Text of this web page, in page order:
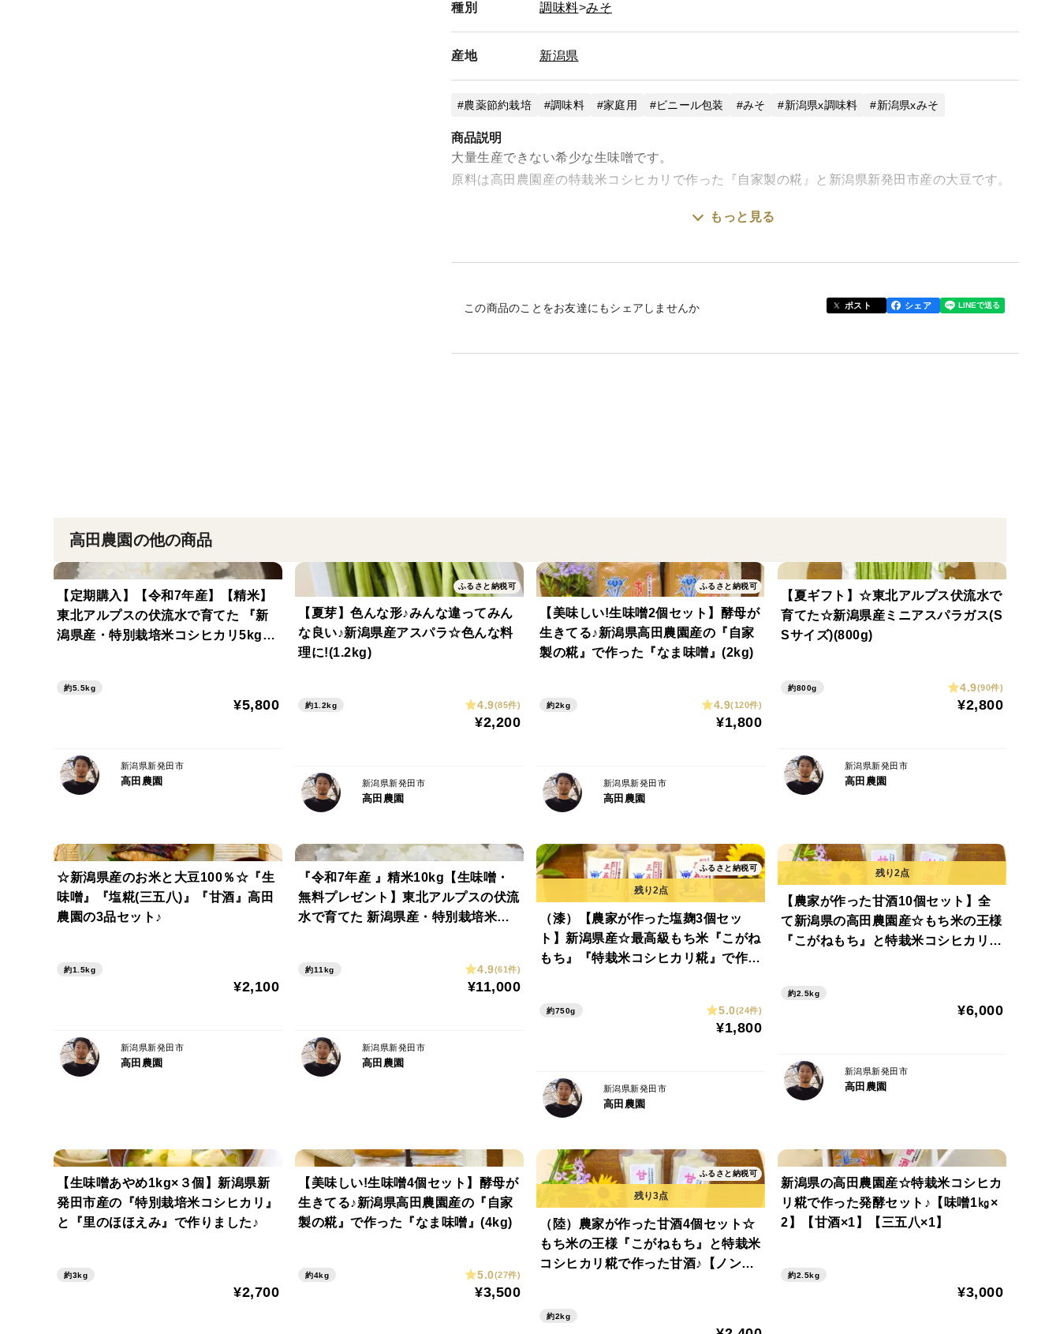
種別 調味料 みそ
産地 新潟県
農薬節約栽培 調味料 家庭用 ビニール包装 みそ 新潟県x調味料 新潟県xみそ
商品説明
大量生産できない希少な生味噌です。
原料は高田農園産の特栽米コシヒカリで作った『自家製の糀』と新潟県新発田市産の大豆です。
毎日食べても食べ飽きない、やや辛口で角のない塩味と素材の良さが生み出す優しい旨味が特
お味噌汁にする際は、火を止めてから味噌を溶き入れると味噌の風味が活かせます。
＜栽培のこだわり＞
100%新発田産大豆と、高田農園が作った特別栽培米コシヒカリを100%使用
＜品種など＞
＜原材料＞
糀(新潟県 高田農園産)
大豆(新潟県 新発田市産)
もっと見る
この商品のことをお友達にもシェアしませんか ポスト シェア
高田農園の他の商品
【定期購入】【令和7年産】【精米】
東北アルプスの伏流水で育てた 『新
潟県産・特別栽培米コシヒカリ5kg』
約5.5kg
¥5,800
新潟県新発田市
高田農園
ふるさと納税可
【夏芽】色んな形♪みんな違ってみん
な良い♪新潟県産アスパラ☆色んな料
理に!(1.2kg)
約1.2kg 4.9(85件)
¥2,200
新潟県新発田市
高田農園
ふるさと納税可
【美味しい!生味噌2個セット】酵母が
生きてる♪新潟県高田農園産の『自家
製の糀』で作った『なま味噌』(2kg)
約2kg 4.9(120件)
¥1,800
新潟県新発田市
高田農園
【夏ギフト】☆東北アルプス伏流水で
育てた☆新潟県産ミニアスパラガス(S
Sサイズ)(800g)
約800g 4.9(90件)
¥2,800
新潟県新発田市
高田農園
☆新潟県産のお米と大豆100％☆『生
味噌』『塩糀(三五八)』『甘酒』高田
農園の3品セット♪
約1.5kg
¥2,100
新潟県新発田市
高田農園
『令和7年産 』精米10kg【生味噌・
無料プレゼント】東北アルプスの伏流
水で育てた 新潟県産・特別栽培米コ
約11kg 4.9(61件)
¥11,000
新潟県新発田市
高田農園
ふるさと納税可
（漆）【農家が作った塩麹3個セッ
ト】新潟県産☆最高級もち米『こがね
もち』『特栽米コシヒカリ糀』で作り
約750g 5.0(24件)
¥1,800
新潟県新発田市
高田農園
【農家が作った甘酒10個セット】全
て新潟県の高田農園産☆もち米の王様
『こがねもち』と特栽米コシヒカリ糀
約2.5kg
¥6,000
新潟県新発田市
高田農園
【生味噌あやめ1kg×３個】新潟県新
発田市産の『特別栽培米コシヒカリ』
と『里のほほえみ』で作りました♪
約3kg
¥2,700
【美味しい!生味噌4個セット】酵母が
生きてる♪新潟県高田農園産の『自家
製の糀』で作った『なま味噌』(4kg)
約4kg 5.0(27件)
¥3,500
ふるさと納税可
（陸）農家が作った甘酒4個セット☆
もち米の王様『こがねもち』と特栽米
コシヒカリ糀で作った甘酒♪【ノンア
約2kg
新潟県の高田農園産☆特栽米コシヒカ
リ糀で作った発酵セット♪【味噌1㎏×
2】【甘酒×1】【三五八×1】
約2.5kg
¥3,000